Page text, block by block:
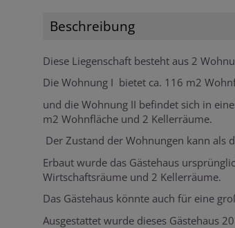
Beschreibung
Diese Liegenschaft besteht aus 2
Die Wohnung I bietet ca. 116 m2
und die Wohnung II befindet sich in
m2 Wohnfläche und 2 Kellerräume.
Der Zustand der Wohnungen kann als
Erbaut wurde das Gästehaus
Wirtschaftsräume und 2 Kellerräume.
Das Gästehaus könnte auch für eine
Ausgestattet wurde dieses Gästehaus